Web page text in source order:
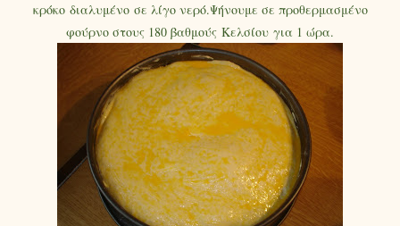
κρόκο διαλυμένο σε λίγο νερό.Ψήνουμε σε προθερμασμένο
φούρνο στους 180 βαθμούς Κελσίου για 1 ώρα.